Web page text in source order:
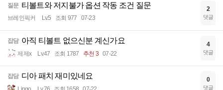
질문 티볼트와 저지불가 옵션 작동 조건 질문
브레인픽커 Lv.5 조회 977 07-23
2
댓글
잡담 아직 티볼트 없으신분 계신가요
제제x Lv.47 조회 1787 추천 3 07-22
4
댓글
잡담 디아 패치 재미있네요 0
댓글